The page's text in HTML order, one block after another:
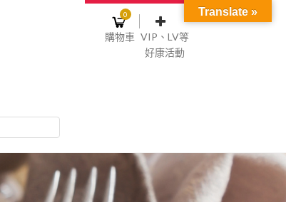
0
購物車 VIP、LV等
好康活動
Translate »